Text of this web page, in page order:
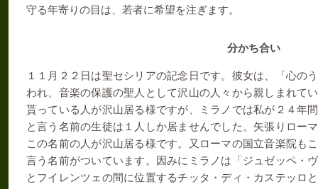
守る年寄りの目は、若者に希望を注ぎます。
分かち合い
１１月２２日は聖セシリアの記念日です。 彼女は、「心の
われ、音楽の保護の聖人として沢山の人々から親しまれて
貰っている人が沢山居る様ですが、ミラノでは私が２４年
と言う名前の生徒は１人しか居ませんでした。矢張りロー
この名前の人が沢山居る様です。又ローマの国立音楽院も
言う名前がついています。因みにミラノは「ジュゼッペ・
とフイレンツェの間に位置するチッタ・ディ・カステッロ